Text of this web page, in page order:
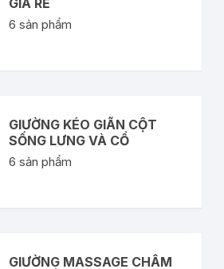
6 sản phẩm
GIƯỜNG KÉO GIÃN CỘT
SỐNG LƯNG VÀ CỔ
6 sản phẩm
GIƯỜNG MASSAGE CHÂM